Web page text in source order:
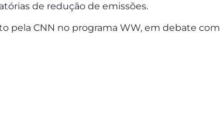
de redução de emissões.
pela CNN no programa WW, em debate com